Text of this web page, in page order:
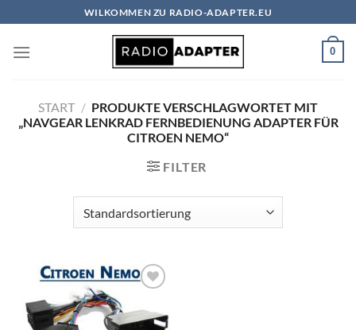
Inhalt
springen
WILKOMMEN ZU RADIO-ADAPTER.EU
0
START / PRODUKTE VERSCHLAGWORTET MIT
„NAVGEAR LENKRAD FERNBEDIENUNG ADAPTER FÜR
CITROEN NEMO“
FILTER
Wunschliste
hinzufügen